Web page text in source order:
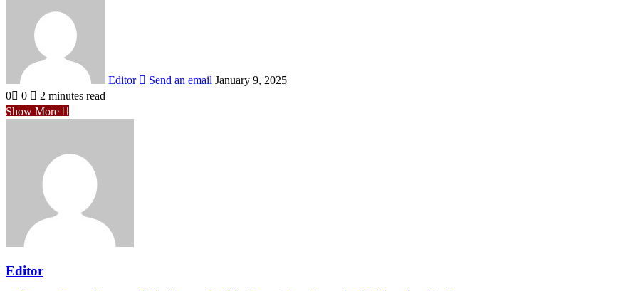
Editor Send an email January 9, 2025
0
0
2 minutes read
Show More
Editor